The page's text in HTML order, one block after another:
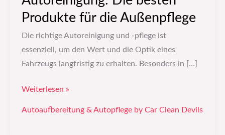
Produkte für die Außenpflege
Die richtige Autoreinigung und -pflege ist
essenziell, um den Wert und die Optik eines
Fahrzeugs langfristig zu erhalten. Besonders in […]
Weiterlesen »
Autoaufbereitung & Autopflege by Car Clean Devils